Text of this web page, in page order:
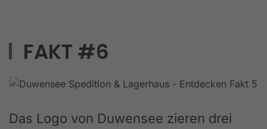
FAKT #6
Das Logo von Duwensee zieren drei